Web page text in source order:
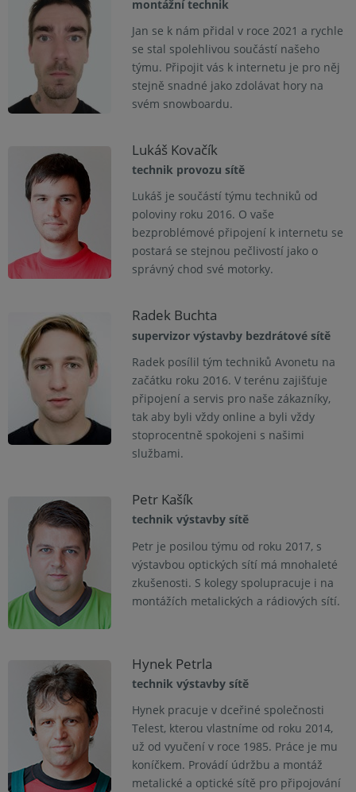
montážní technik
Jan se k nám přidal v roce 2021 a rychle
se stal spolehlivou součástí našeho
týmu. Připojit vás k internetu je pro něj
stejně snadné jako zdolávat hory na
svém snowboardu.
Lukáš Kovačík
technik provozu sítě
Lukáš je součástí týmu techniků od
poloviny roku 2016. O vaše
bezproblémové připojení k internetu se
postará se stejnou pečlivostí jako o
správný chod své motorky.
Radek Buchta
supervizor výstavby bezdrátové sítě
Radek posílil tým techniků Avonetu na
začátku roku 2016. V terénu zajišťuje
připojení a servis pro naše zákazníky,
tak aby byli vždy online a byli vždy
stoprocentně spokojeni s našimi
službami.
Petr Kašík
technik výstavby sítě
Petr je posilou týmu od roku 2017, s
výstavbou optických sítí má mnohaleté
zkušenosti. S kolegy spolupracuje i na
montážích metalických a rádiových sítí.
Hynek Petrla
technik výstavby sítě
Hynek pracuje v dceřiné společnosti
Telest, kterou vlastníme od roku 2014,
už od vyučení v roce 1985. Práce je mu
koníčkem. Provádí údržbu a montáž
metalické a optické sítě pro připojování